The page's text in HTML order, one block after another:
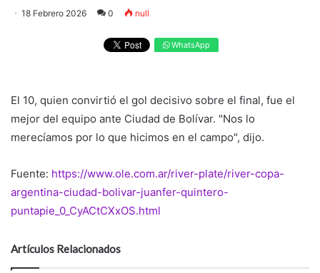
18 Febrero 2026 0 null
WhatsApp
El 10, quien convirtió el gol decisivo sobre el final, fue el
mejor del equipo ante Ciudad de Bolívar. "Nos lo
merecíamos por lo que hicimos en el campo", dijo.
Fuente: https://www.ole.com.ar/river-plate/river-copa-
argentina-ciudad-bolivar-juanfer-quintero-
puntapie_0_CyACtCXxOS.html
Artículos Relacionados